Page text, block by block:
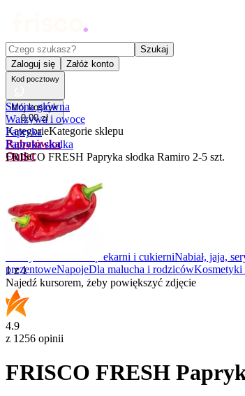
Czego szukasz?
Szukaj
Zaloguj się
Załóż konto
Kod pocztowy
Mój koszyk
0,00 zł
KategorieKategorie sklepu
Rabatówka
Outlet
Dla Biura
Z piekarni i cukierniNabiał, jaja,
prezentoweNapojeDla malucha i rodzicówKosmetyki
Strona główna
Warzywa i owoce
Papryka
Papryka słodka
FRISCO FRESH Papryka słodka Ramiro 2-5 szt.
1z1
Najedź kursorem, żeby powiększyć zdjęcie
4.9
z 1256 opinii
FRISCO FRESH